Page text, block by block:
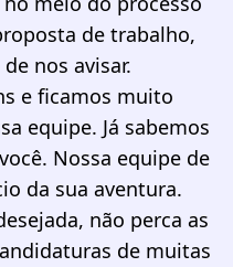
de trabalho,
nos avisar.
e ficamos muito
equipe. Já sabemos
Nossa equipe de
da sua aventura.
não perca as
de muitas